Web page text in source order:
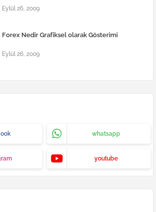
Eylül 26, 2009
Forex Nedir Grafiksel olarak Gösterimi
Eylül 26, 2009
whatsapp
youtube